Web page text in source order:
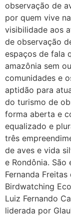
observação de
por quem vive
visibilidade aos
de observação
espaços de fala
amazônia sem
comunidades e
aptidão para
do turismo de
forma aberta e
equalizado e
três
de aves e vida
e Rondônia. São
Fernanda
Birdwatching
Luiz Fernando
liderada por